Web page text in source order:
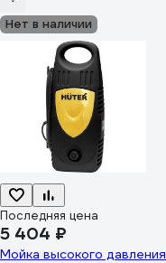
Нет в наличии
Последняя цена
5 404 ₽
Мойка высокого давления